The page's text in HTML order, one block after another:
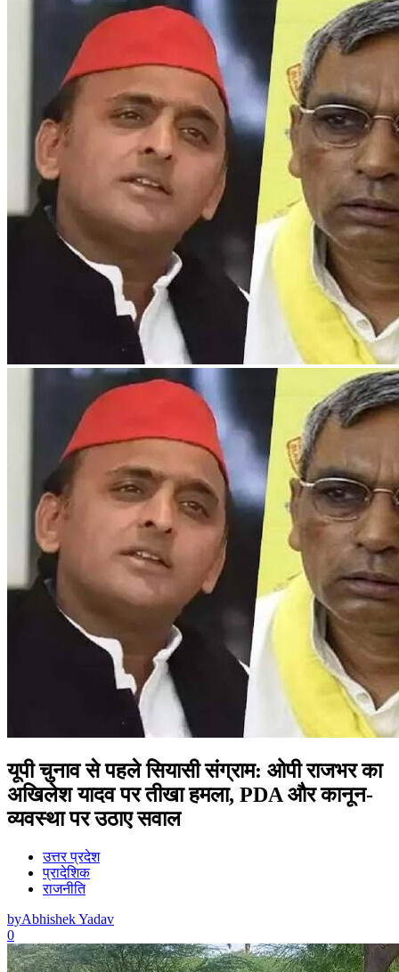
यूपी चुनाव से पहले सियासी संग्राम: ओपी राजभर का
अखिलेश यादव पर तीखा हमला, PDA और कानून-
व्यवस्था पर उठाए सवाल
उत्तर प्रदेश
प्रादेशिक
राजनीति
byAbhishek Yadav
0